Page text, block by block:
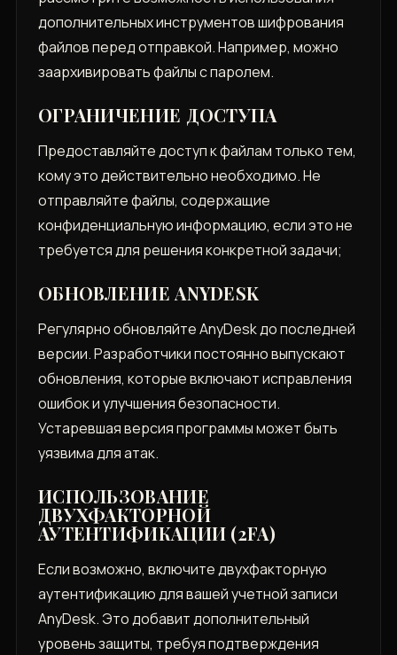
дополнительных инструментов шифрования
файлов перед отправкой. Например, можно
заархивировать файлы с паролем.
ОГРАНИЧЕНИЕ ДОСТУПА
Предоставляйте доступ к файлам только тем,
кому это действительно необходимо. Не
отправляйте файлы, содержащие
конфиденциальную информацию, если это не
требуется для решения конкретной задачи;
ОБНОВЛЕНИЕ ANYDESK
Регулярно обновляйте AnyDesk до последней
версии. Разработчики постоянно выпускают
обновления, которые включают исправления
ошибок и улучшения безопасности.
Устаревшая версия программы может быть
уязвима для атак.
ИСПОЛЬЗОВАНИЕ
ДВУХФАКТОРНОЙ
АУТЕНТИФИКАЦИИ (2FA)
Если возможно, включите двухфакторную
аутентификацию для вашей учетной записи
AnyDesk. Это добавит дополнительный
уровень защиты, требуя подтверждения